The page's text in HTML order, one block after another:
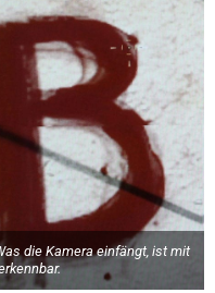
die Kamera einfängt, ist mit